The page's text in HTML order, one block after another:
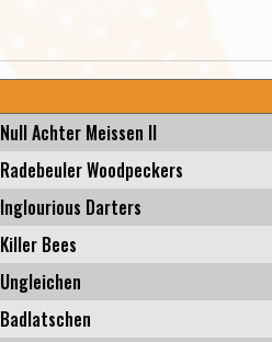
Null Achter Meissen II
Radebeuler Woodpeckers
Inglourious Darters
Killer Bees
Ungleichen
Badlatschen